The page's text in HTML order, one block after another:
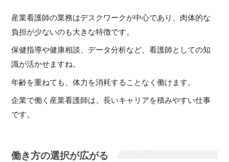
産業看護師の業務はデスクワークが中心であり、肉体的な
負担が少ないのも大きな特徴です。
保健指導や健康相談、データ分析など、看護師としての知
識が活かせますね。
年齢を重ねても、体力を消耗することなく働けます。
企業で働く産業看護師は、長いキャリアを積みやすい仕事
です。
働き方の選択が広がる